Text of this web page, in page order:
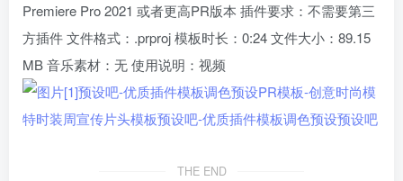
Premiere Pro 2021 或者更高PR版本 插件要求：不需要第三
方插件 文件格式：.prproj 模板时长：0:24 文件大小：89.15
MB 音乐素材：无 使用说明：视频
THE END